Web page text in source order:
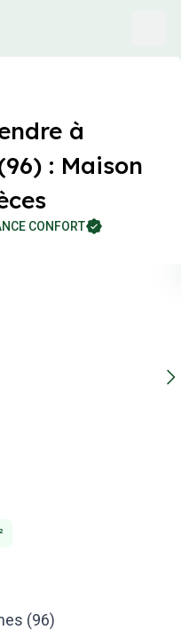
à
: Maison
CONFORT
(96)